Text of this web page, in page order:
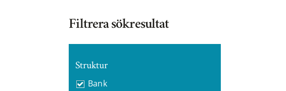
Filtrera sökresultat
Struktur
Bank